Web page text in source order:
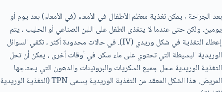
بعد الجراحة ، يمكن تغذية معظم الأطفال في الأمعاء (في الأمعاء) بعد يوم أو
يومين. ولكن حتى عندما لا يتغذى الطفل على اللبن الصناعي أو الحليب ، يتم
إعطاء التغذية في شكل وريدي (IV). في حالات محدودة أكثر ، تكفي السوائل
الوريدية البسيطة التي تحتوي على ماء سكر. في أوقات أخرى ، يمكن أن تحل
التغذية الوريدية محل جميع السكريات والبروتينات والدهون التي يحتاجها
المريض. هذا الشكل المعقد من التغذية الوريدية يسمى TPN (التغذية الوريدية